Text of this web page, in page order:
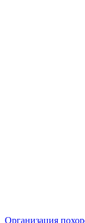
Организация